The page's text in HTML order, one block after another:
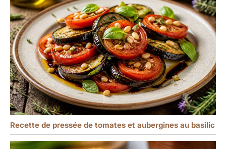
Recette de pressée de tomates et aubergines au basilic